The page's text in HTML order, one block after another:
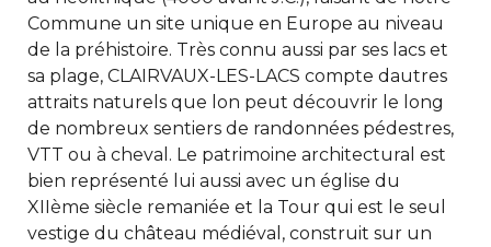
Commune un site unique en Europe au niveau
de la préhistoire. Très connu aussi par ses lacs et
sa plage, CLAIRVAUX-LES-LACS compte dautres
attraits naturels que lon peut découvrir le long
de nombreux sentiers de randonnées pédestres,
VTT ou à cheval. Le patrimoine architectural est
bien représenté lui aussi avec un église du
XIIème siècle remaniée et la Tour qui est le seul
vestige du château médiéval, construit sur un